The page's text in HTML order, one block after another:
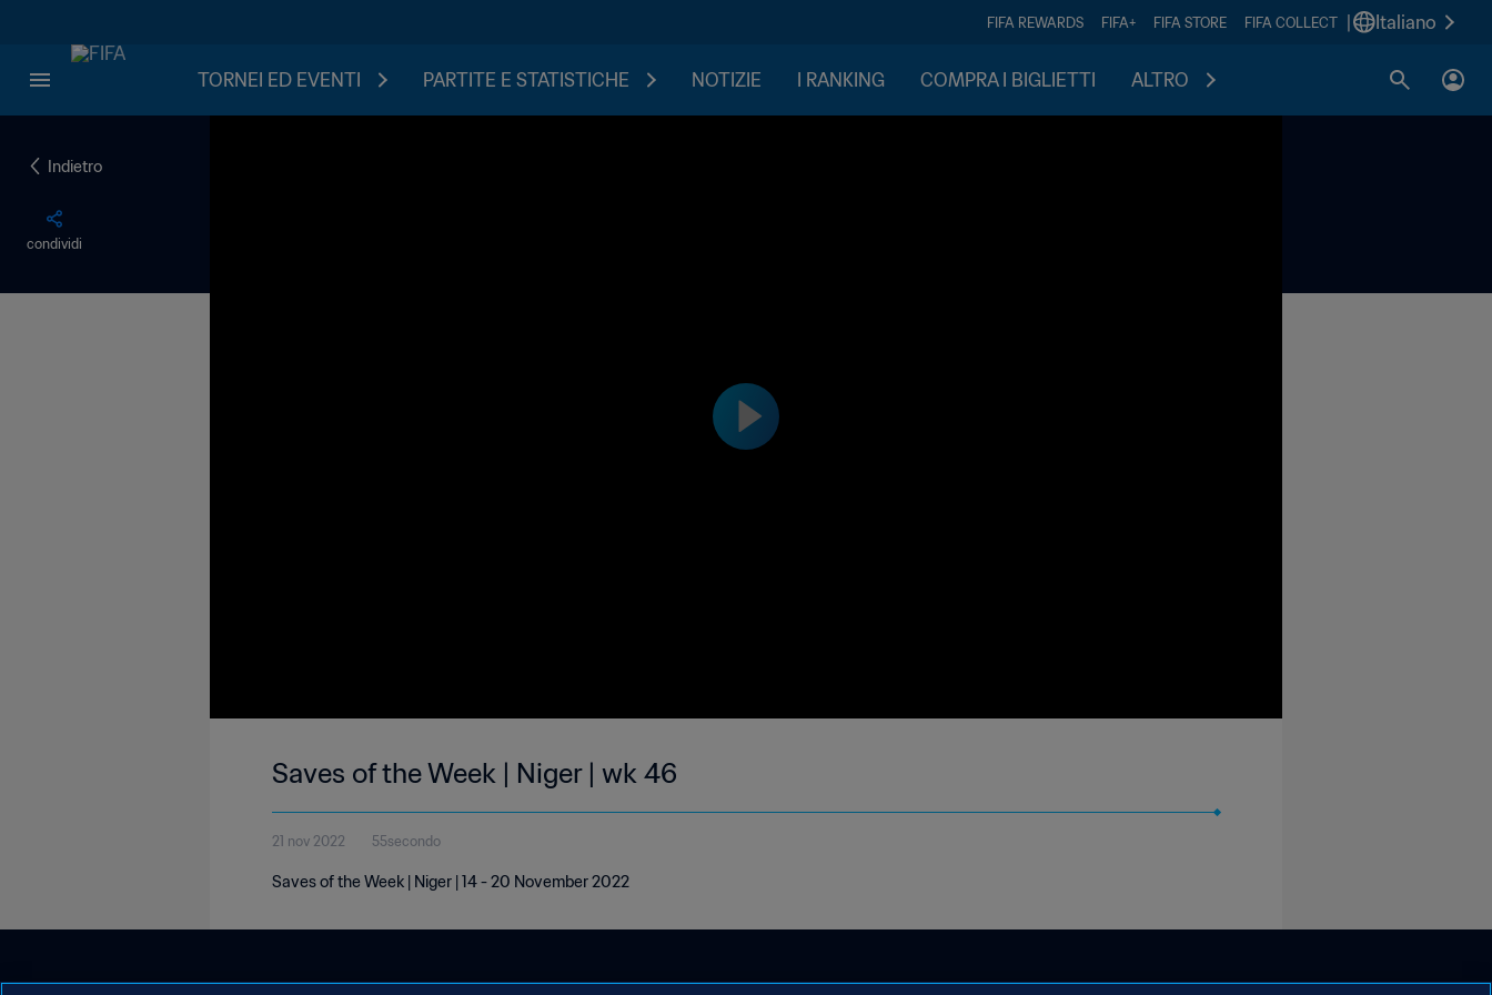
FIFA REWARDS FIFA+ FIFA STORE FIFA COLLECT Italiano
TORNEI ED EVENTI PARTITE E STATISTICHE NOTIZIE I RANKING COMPRA I BIGLIETTI ALTRO
Indietro
condividi
Saves of the Week | Niger | wk 46
21 nov 2022 55secondo
Saves of the Week | Niger | 14 - 20 November 2022